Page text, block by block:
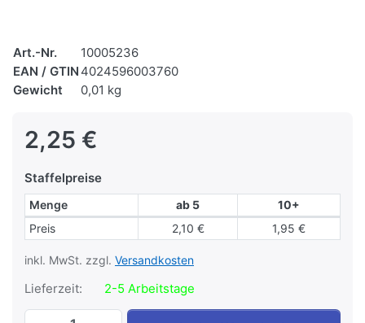
Art.-Nr.
10005236
EAN / GTIN 4024596003760
Gewicht
0,01 kg
2,25 €
Staffelpreise
Staffelpreise
Menge ab 5
10+
Preis
2,10 € 1,95 €
inkl. MwSt. zzgl. Versandkosten
Lieferzeit: 2-5 Arbeitstage
WEICON Quadro-Mischdüse A-System